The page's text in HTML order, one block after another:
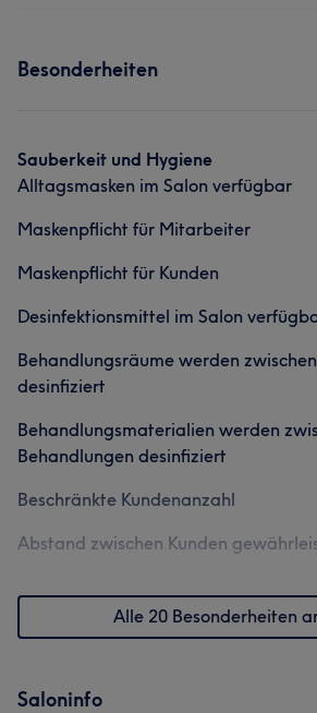
Was unsere Kunden über Karin sagen
Professionell
Freundlich
Besonderheiten
Sauberkeit und Hygiene
Alltagsmasken im Salon verfügbar
Maskenpflicht für Mitarbeiter
Maskenpflicht für Kunden
Desinfektionsmittel im Salon
Behandlungsräume werden
desinfiziert
Behandlungsmaterialien werden
Behandlungen desinfiziert
Beschränkte Kundenanzahl
Abstand zwischen Kunden
Alle 20 Besonderheiten
Saloninfo